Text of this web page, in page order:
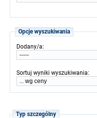
Opcje wyszukiwania
Dodany/a:
Sortuj wyniki wyszukiwania:
Typ szczególny